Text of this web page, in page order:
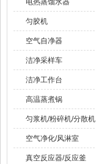
电热蒸馏水器
匀胶机
空气自净器
洁净采样车
洁净工作台
高温蒸煮锅
匀浆机/粉碎机/分散机
空气净化/风淋室
真空反应器/反应釜